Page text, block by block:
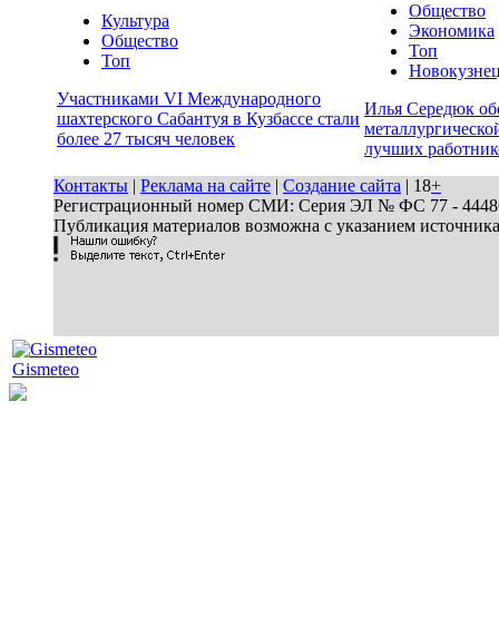
Культура
Общество
Топ
Участниками VI Международного
шахтерского Сабантуя в Кузбассе стали
более 27 тысяч человек
Общество
Экономика
Топ
Илья Середюк
лучших
Контакты | Реклама на сайте | Создание сайта | 18+
Регистрационный номер СМИ: Серия ЭЛ № ФС 77 - 44486
Публикация материалов возможна с указанием
Gismeteo